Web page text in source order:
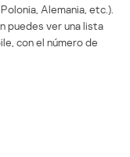
Alemania, etc.).
puedes ver una lista
con el número de